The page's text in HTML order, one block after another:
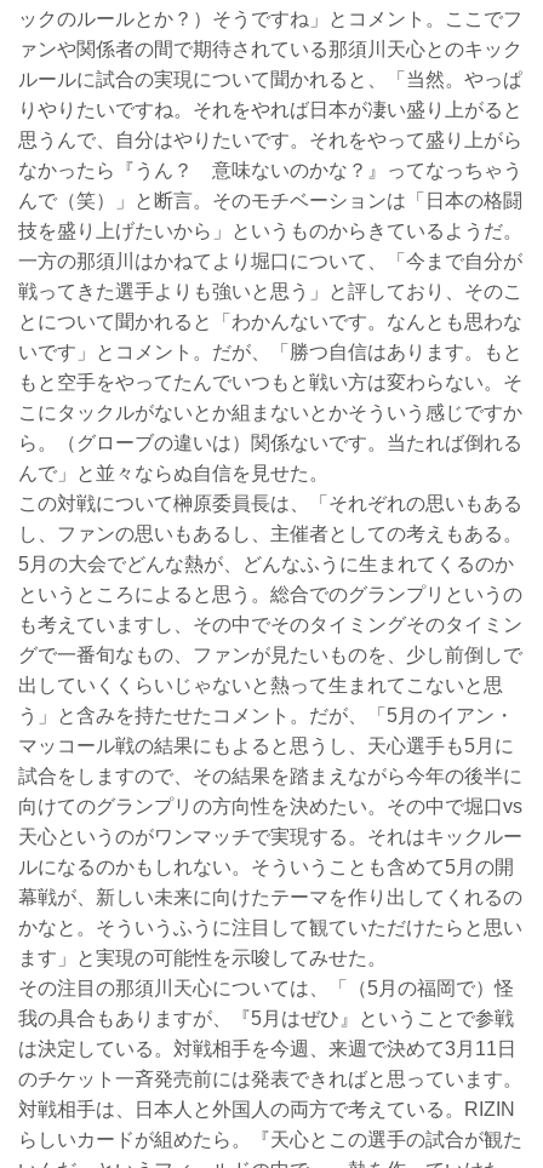
ックのルールとか？）そうですね」とコメント。ここでフ
ァンや関係者の間で期待されている那須川天心とのキック
ルールに試合の実現について聞かれると、「当然。やっぱ
りやりたいですね。それをやれば日本が凄い盛り上がると
思うんで、自分はやりたいです。それをやって盛り上がら
なかったら『うん？ 意味ないのかな？』ってなっちゃう
んで（笑）」と断言。そのモチベーションは「日本の格闘
技を盛り上げたいから」というものからきているようだ。
一方の那須川はかねてより堀口について、「今まで自分が
戦ってきた選手よりも強いと思う」と評しており、そのこ
とについて聞かれると「わかんないです。なんとも思わな
いです」とコメント。だが、「勝つ自信はあります。もと
もと空手をやってたんでいつもと戦い方は変わらない。そ
こにタックルがないとか組まないとかそういう感じですか
ら。（グローブの違いは）関係ないです。当たれば倒れる
んで」と並々ならぬ自信を見せた。
この対戦について榊原委員長は、「それぞれの思いもある
し、ファンの思いもあるし、主催者としての考えもある。
5月の大会でどんな熱が、どんなふうに生まれてくるのか
というところによると思う。総合でのグランプリというの
も考えていますし、その中でそのタイミングそのタイミン
グで一番旬なもの、ファンが見たいものを、少し前倒しで
出していくくらいじゃないと熱って生まれてこないと思
う」と含みを持たせたコメント。だが、「5月のイアン・
マッコール戦の結果にもよると思うし、天心選手も5月に
試合をしますので、その結果を踏まえながら今年の後半に
向けてのグランプリの方向性を決めたい。その中で堀口vs
天心というのがワンマッチで実現する。それはキックルー
ルになるのかもしれない。そういうことも含めて5月の開
幕戦が、新しい未来に向けたテーマを作り出してくれるの
かなと。そういうふうに注目して観ていただけたらと思い
ます」と実現の可能性を示唆してみせた。
その注目の那須川天心については、「（5月の福岡で）怪
我の具合もありますが、『5月はぜひ』ということで参戦
は決定している。対戦相手を今週、来週で決めて3月11日
のチケット一斉発売前には発表できればと思っています。
対戦相手は、日本人と外国人の両方で考えている。RIZIN
らしいカードが組めたら。『天心とこの選手の試合が観た